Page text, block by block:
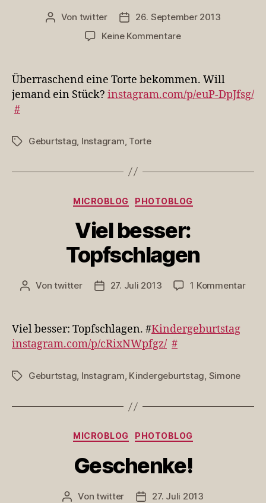
Beitragsautor
Von twitter Veröffentlichungsdatum
26. September 2013
Keine Kommentarezu
Torte
bekom…
Überraschend eine Torte bekommen. Will
jemand ein Stück? instagram.com/p/euP-DpJfsg/
#
Schlagwörter
Geburtstag, Instagram, Torte
Kategorien
MICROBLOG PHOTOBLOG
Viel besser:
Topfschlagen
Beitragsautor
Vontwitter Veröffentlichungsdatum
27. Juli 2013 1 Kommentarzu
Viel besser: Topfschlagen. #Kindergeburtstag
instagram.com/p/cRixNWpfgz/ #
Schlagwörter
Geburtstag, Instagram, Kindergeburtstag, Simone
Kategorien
MICROBLOG PHOTOBLOG
Geschenke!
Beitragsautor
Vontwitter Veröffentlichungsdatum
27. Juli 2013